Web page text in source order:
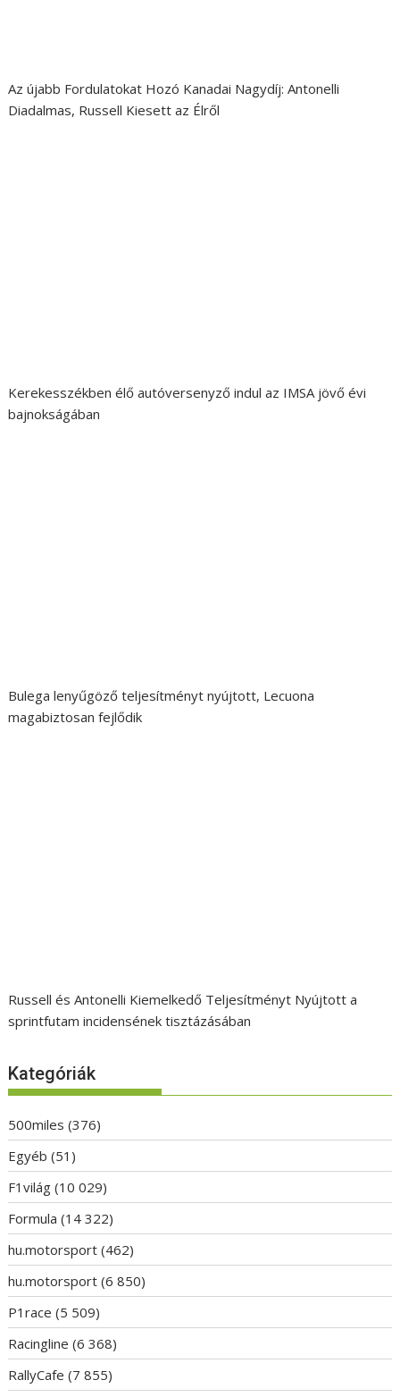
Az újabb Fordulatokat Hozó Kanadai Nagydíj: Antonelli
Diadalmas, Russell Kiesett az Élről
Kerekesszékben élő autóversenyző indul az IMSA jövő évi
bajnokságában
Bulega lenyűgöző teljesítményt nyújtott, Lecuona
magabiztosan fejlődik
Russell és Antonelli Kiemelkedő Teljesítményt Nyújtott a
sprintfutam incidensének tisztázásában
Kategóriák
500miles (376)
Egyéb (51)
F1világ (10 029)
Formula (14 322)
hu.motorsport (462)
hu.motorsport (6 850)
P1race (5 509)
Racingline (6 368)
RallyCafe (7 855)